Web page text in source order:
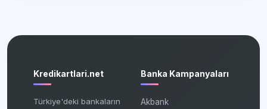
Kredikartlari.net
Türkiye'deki bankaların
Banka Kampanyaları
Akbank